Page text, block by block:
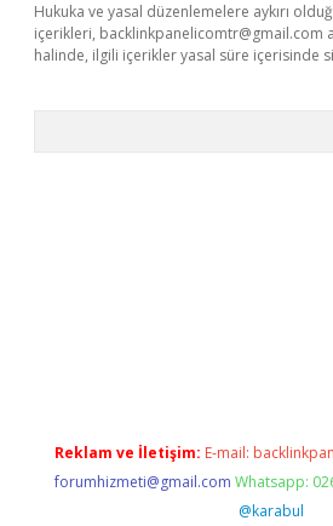
Hukuka ve yasal düzenlemelere aykırı
içerikleri, backlinkpanelicomtr@gmail.com
halinde, ilgili içerikler yasal süre içerisinde
Reklam ve İletişim: E-mail:
forumhizmeti@gmail.com Whatsapp:
@karabul